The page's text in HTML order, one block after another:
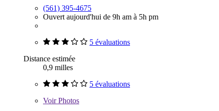
(561) 395-4675
Ouvert aujourd'hui de 9h am à 5h pm
5 évaluations
Distance estimée
0,9 milles
5 évaluations
VoirPhotos